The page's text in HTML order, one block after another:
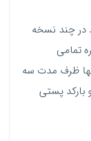
در چند نسخه
تمامی
ظرف مدت سه
بارکد پستی